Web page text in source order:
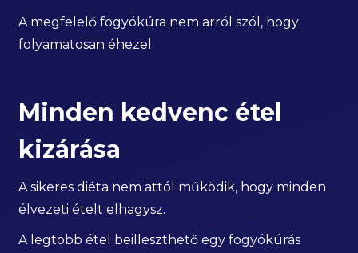
A megfelelő fogyókúra nem arról szól, hogy
folyamatosan éhezel.
Minden kedvenc étel
kizárása
A sikeres diéta nem attól működik, hogy minden
élvezeti ételt elhagysz.
A legtöbb étel beilleszthető egy fogyókúrás